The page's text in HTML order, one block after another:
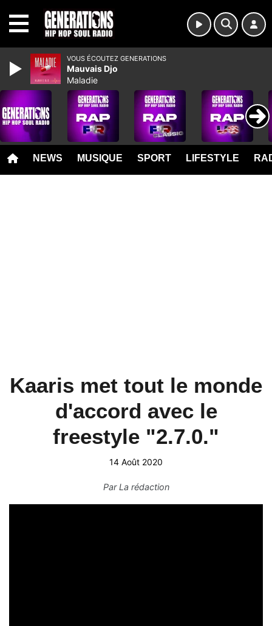
NEWS MUSIQUE SPORT LIFESTYLE
Kaaris met tout le monde
d'accord avec le
freestyle "2.7.0."
14 Août 2020
ParLa rédaction
VOUS ÉCOUTEZ GENERATIONS
Mauvais Djo
Maladie